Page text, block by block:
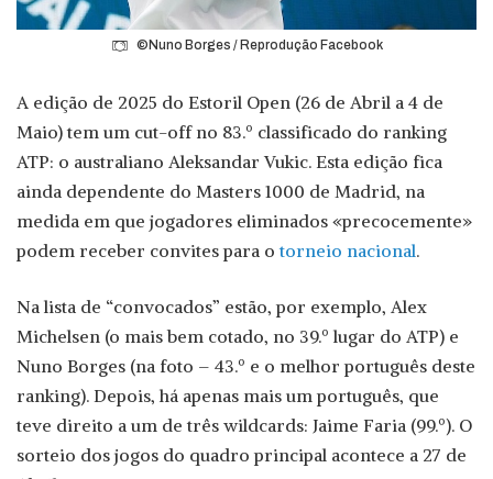
©Nuno Borges / Reprodução Facebook
A edição de 2025 do Estoril Open (26 de Abril a 4 de
Maio) tem um cut-off no 83.º classificado do ranking
ATP: o australiano Aleksandar Vukic. Esta edição fica
ainda dependente do Masters 1000 de Madrid, na
medida em que jogadores eliminados «precocemente»
podem receber convites para otorneio nacional.
Na lista de “convocados” estão, por exemplo, Alex
Michelsen (o mais bem cotado, no 39.º lugar do ATP) e
Nuno Borges (na foto – 43.º e o melhor português deste
ranking). Depois, há apenas mais um português, que
teve direito a um de três wildcards: Jaime Faria (99.º). O
sorteio dos jogos do quadro principal acontece a 27 de